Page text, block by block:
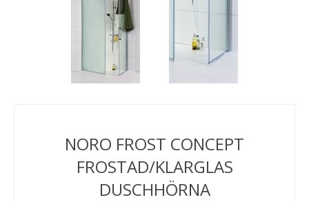
NORO FROST CONCEPT
FROSTAD/KLARGLAS
DUSCHHÖRNA